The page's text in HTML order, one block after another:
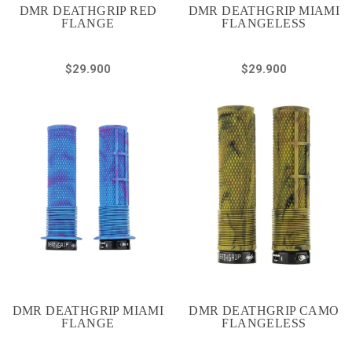
DMR DEATHGRIP RED
FLANGE
$29.900
DMR DEATHGRIP MIAMI
FLANGELESS
$29.900
DMR DEATHGRIP MIAMI
FLANGE
DMR DEATHGRIP CAMO
FLANGELESS